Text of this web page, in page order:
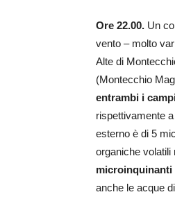
Ore 22.00. Un
vento – molto
Alte di
(Montecchio
entrambi i
rispettivamente a
esterno è di 5
organiche volatili
microinquinanti
anche le acque